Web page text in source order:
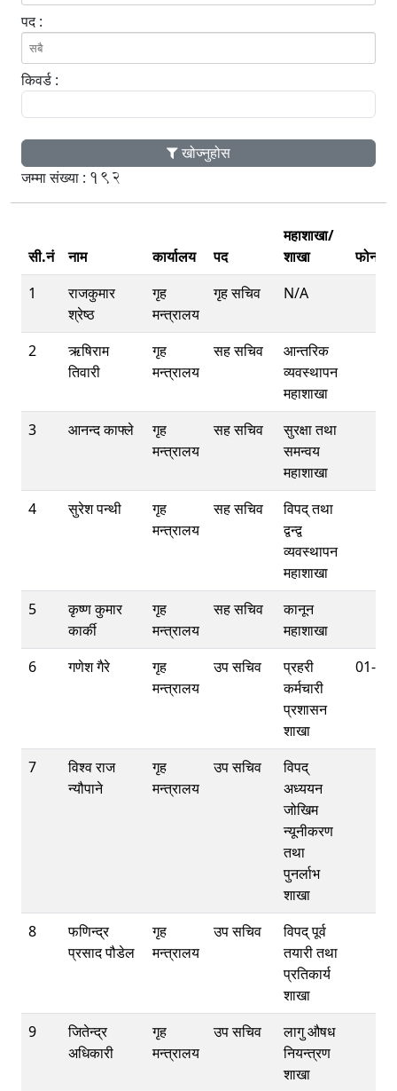
पद :
किवर्ड :
खोज्नुहोस
जम्मा संख्या : 192
सी.नं नाम कार्यालय पद
महाशाखा/
शाखा
फोन
1
राजकुमार
श्रेष्ठ
गृह
मन्त्रालय
गृह सचिव N/A
2
ऋषिराम
तिवारी
गृह
मन्त्रालय
सह सचिव
आन्तरिक
व्यवस्थापन
महाशाखा
3
आनन्द काफ्ले
गृह
मन्त्रालय
सह सचिव
सुरक्षा तथा
समन्वय
महाशाखा
4
सुरेश पन्थी
गृह
मन्त्रालय
सह सचिव
विपद् तथा
द्वन्द्व
व्यवस्थापन
महाशाखा
5
कृष्ण कुमार
कार्की
गृह
मन्त्रालय
सह सचिव
कानून
महाशाखा
6
गणेश गैरे
गृह
मन्त्रालय
उप सचिव
प्रहरी
कर्मचारी
प्रशासन
शाखा
01-
7
विश्व राज
न्यौपाने
गृह
मन्त्रालय
उप सचिव
विपद्
अध्ययन
जोखिम
न्यूनीकरण
तथा
पुनर्लाभ
शाखा
8
फणिन्द्र
प्रसाद पौडेल
गृह
मन्त्रालय
उप सचिव
विपद् पूर्व
तयारी तथा
प्रतिकार्य
शाखा
9
जितेन्द्र
अधिकारी
गृह
मन्त्रालय
उप सचिव
लागु औषध
नियन्त्रण
शाखा